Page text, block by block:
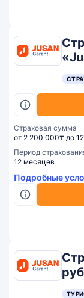
Страховая сумма
от 2 200 000₸ до
Период
12 месяцев
Подробные